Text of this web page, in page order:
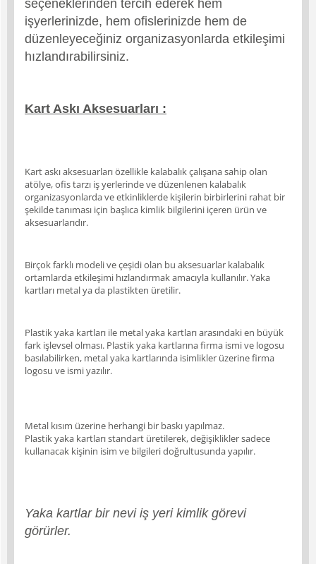
seçeneklerinden tercih ederek hem
işyerlerinizde, hem ofislerinizde hem de
düzenleyeceğiniz organizasyonlarda etkileşimi
hızlandırabilirsiniz.
Kart Askı Aksesuarları :
Kart askı aksesuarları özellikle kalabalık çalışana sahip olan
atölye, ofis tarzı iş yerlerinde ve düzenlenen kalabalık
organizasyonlarda ve etkinliklerde kişilerin birbirlerini rahat bir
şekilde tanıması için başlıca kimlik bilgilerini içeren ürün ve
aksesuarlarıdır.
Birçok farklı modeli ve çeşidi olan bu aksesuarlar kalabalık
ortamlarda etkileşimi hızlandırmak amacıyla kullanılır. Yaka
kartları metal ya da plastikten üretilir.
Plastik yaka kartları ile metal yaka kartları arasındaki en büyük
fark işlevsel olması. Plastik yaka kartlarına firma ismi ve logosu
basılabilirken, metal yaka kartlarında isimlikler üzerine firma
logosu ve ismi yazılır.
Metal kısım üzerine herhangi bir baskı yapılmaz.
Plastik yaka kartları standart üretilerek, değişiklikler sadece
kullanacak kişinin isim ve bilgileri doğrultusunda yapılır.
Yaka kartlar bir nevi iş yeri kimlik görevi
görürler.